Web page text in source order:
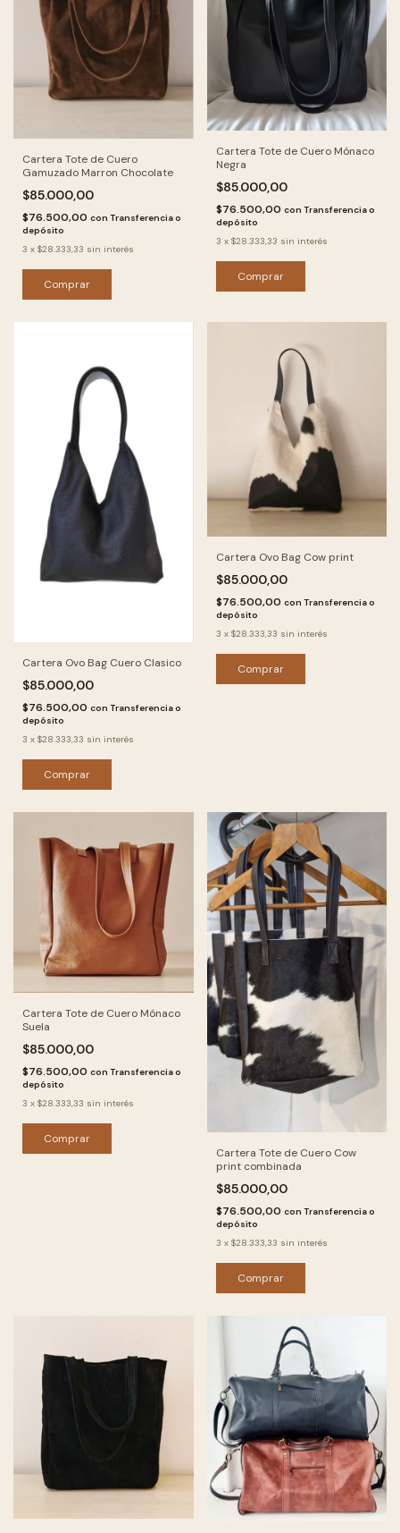
Cartera Tote de Cuero
Gamuzado Marron Chocolate
$85.000,00
$76.500,00 con Transferencia o
depósito
3 x $28.333,33 sin interés
Comprar
Cartera Tote de Cuero Mónaco
Negra
$85.000,00
$76.500,00 con Transferencia o
depósito
3 x $28.333,33 sin interés
Comprar
Cartera Ovo Bag Cuero Clasico
$85.000,00
$76.500,00 con Transferencia o
depósito
3 x $28.333,33 sin interés
Comprar
Cartera Ovo Bag Cow print
$85.000,00
$76.500,00 con Transferencia o
depósito
3 x $28.333,33 sin interés
Comprar
Cartera Tote de Cuero Mónaco
Suela
$85.000,00
$76.500,00 con Transferencia o
depósito
3 x $28.333,33 sin interés
Comprar
Cartera Tote de Cuero Cow
print combinada
$85.000,00
$76.500,00 con Transferencia o
depósito
3 x $28.333,33 sin interés
Comprar